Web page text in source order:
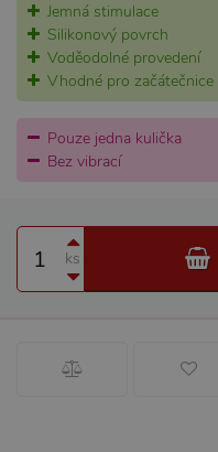
Jemná stimulace
Silikonový povrch
Voděodolné provedení
Vhodné pro začátečnice
Pouze jedna kulička
Bez vibrací
ks